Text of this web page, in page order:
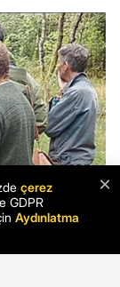
×
çerez
GDPR
Aydınlatma